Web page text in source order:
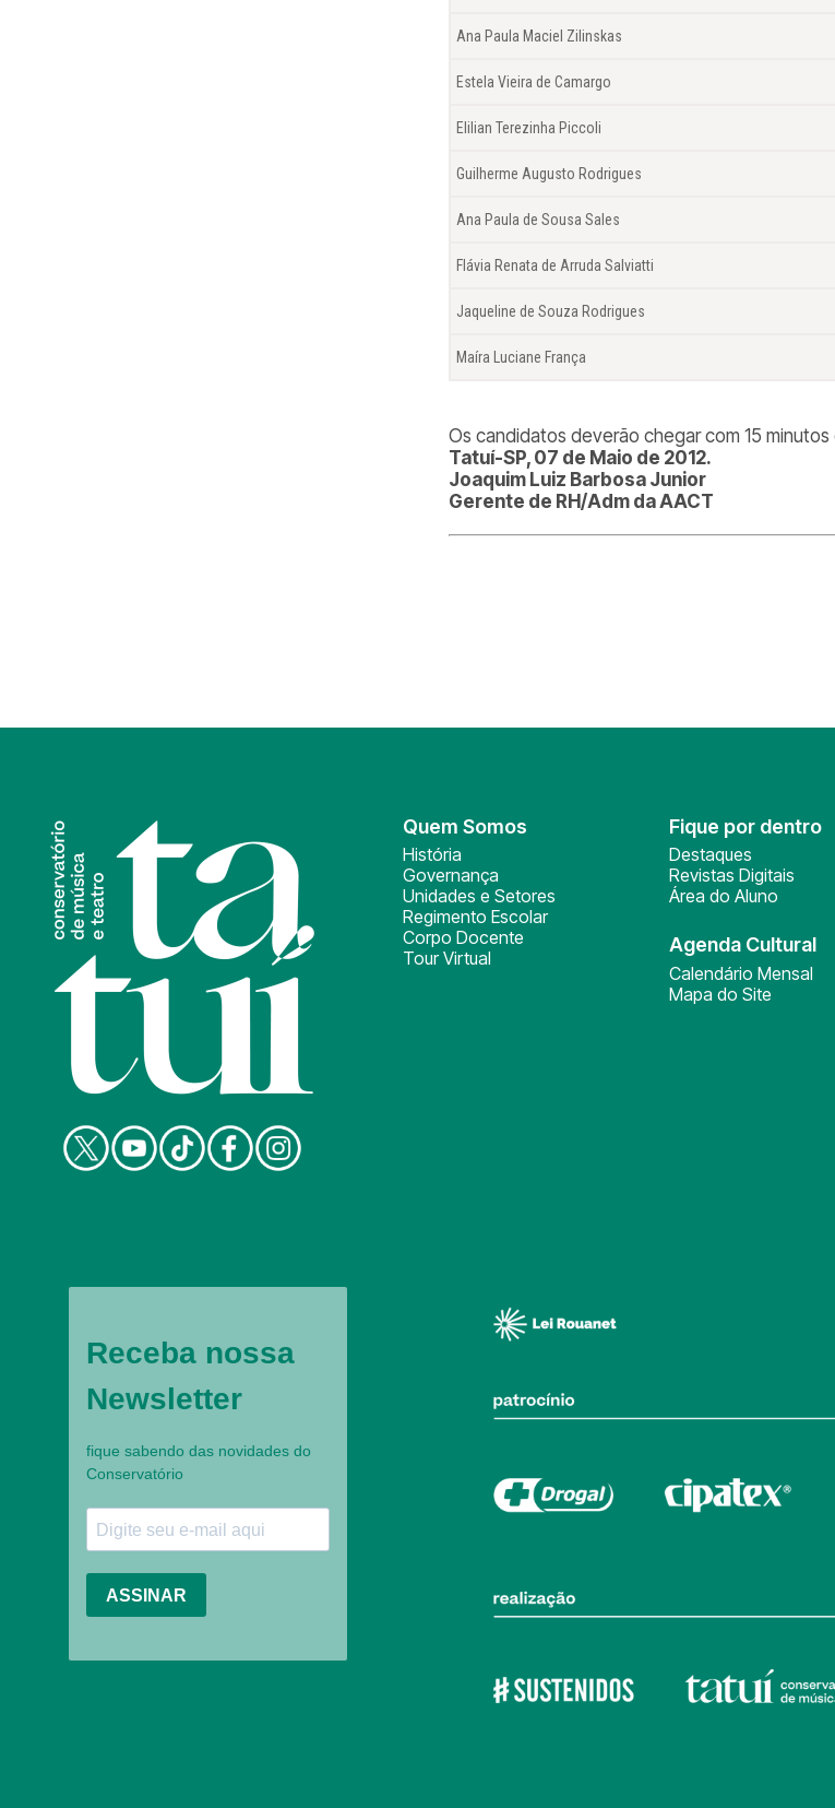
Ana Paula Maciel Zilinskas
Estela Vieira de Camargo
Elilian Terezinha Piccoli
Guilherme Augusto Rodrigues
Ana Paula de Sousa Sales
Flávia Renata de Arruda Salviatti
Jaqueline de Souza Rodrigues
Maíra Luciane França
Os candidatos deverão chegar com 15
Tatuí-SP, 07 de Maio de 2012.
Joaquim Luiz Barbosa Junior
Gerente de RH/Adm da AACT
Quem Somos
História
Governança
Unidades e Setores
Regimento Escolar
Corpo Docente
Tour Virtual
Fique por dentro
Destaques
Revistas Digitais
Área do Aluno
Agenda Cultural
Calendário Mensal
Mapa do Site